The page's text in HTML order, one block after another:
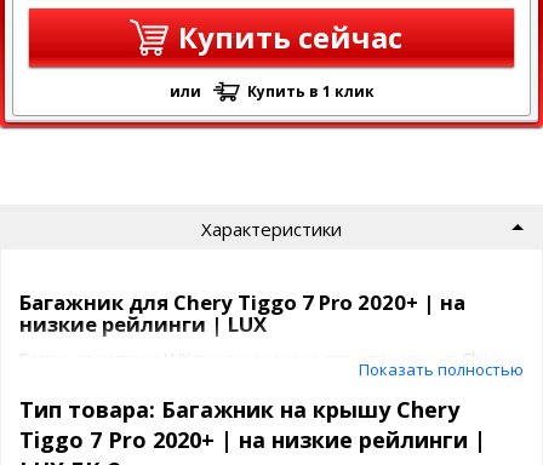
Купить сейчас
или Купить в 1 клик
Характеристики
Багажник для Chery Tiggo 7 Pro 2020+ | на
низкие рейлинги | LUX
Багажная система LUX предназначена для установки на Chery
Tiggo 7 Pro 2020+ | на низкие рейлинги на крышу автомобиля.
Багажник ЛЮКС представляет собой
2 поперечины
Показать полностью
Тип товара: Багажник на крышу Chery
Tiggo 7 Pro 2020+ | на низкие рейлинги |